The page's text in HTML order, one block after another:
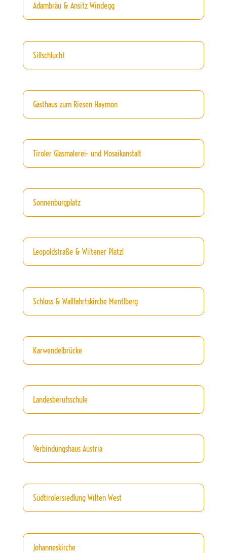
Adambräu & Ansitz Windegg
Sillschlucht
Gasthaus zum Riesen Haymon
Tiroler Glasmalerei- und Mosaikanstalt
Sonnenburgplatz
Leopoldstraße & Wiltener Platzl
Schloss & Wallfahrtskirche Mentlberg
Karwendelbrücke
Landesberufsschule
Verbindungshaus Austria
Südtirolersiedlung Wilten West
Johanneskirche